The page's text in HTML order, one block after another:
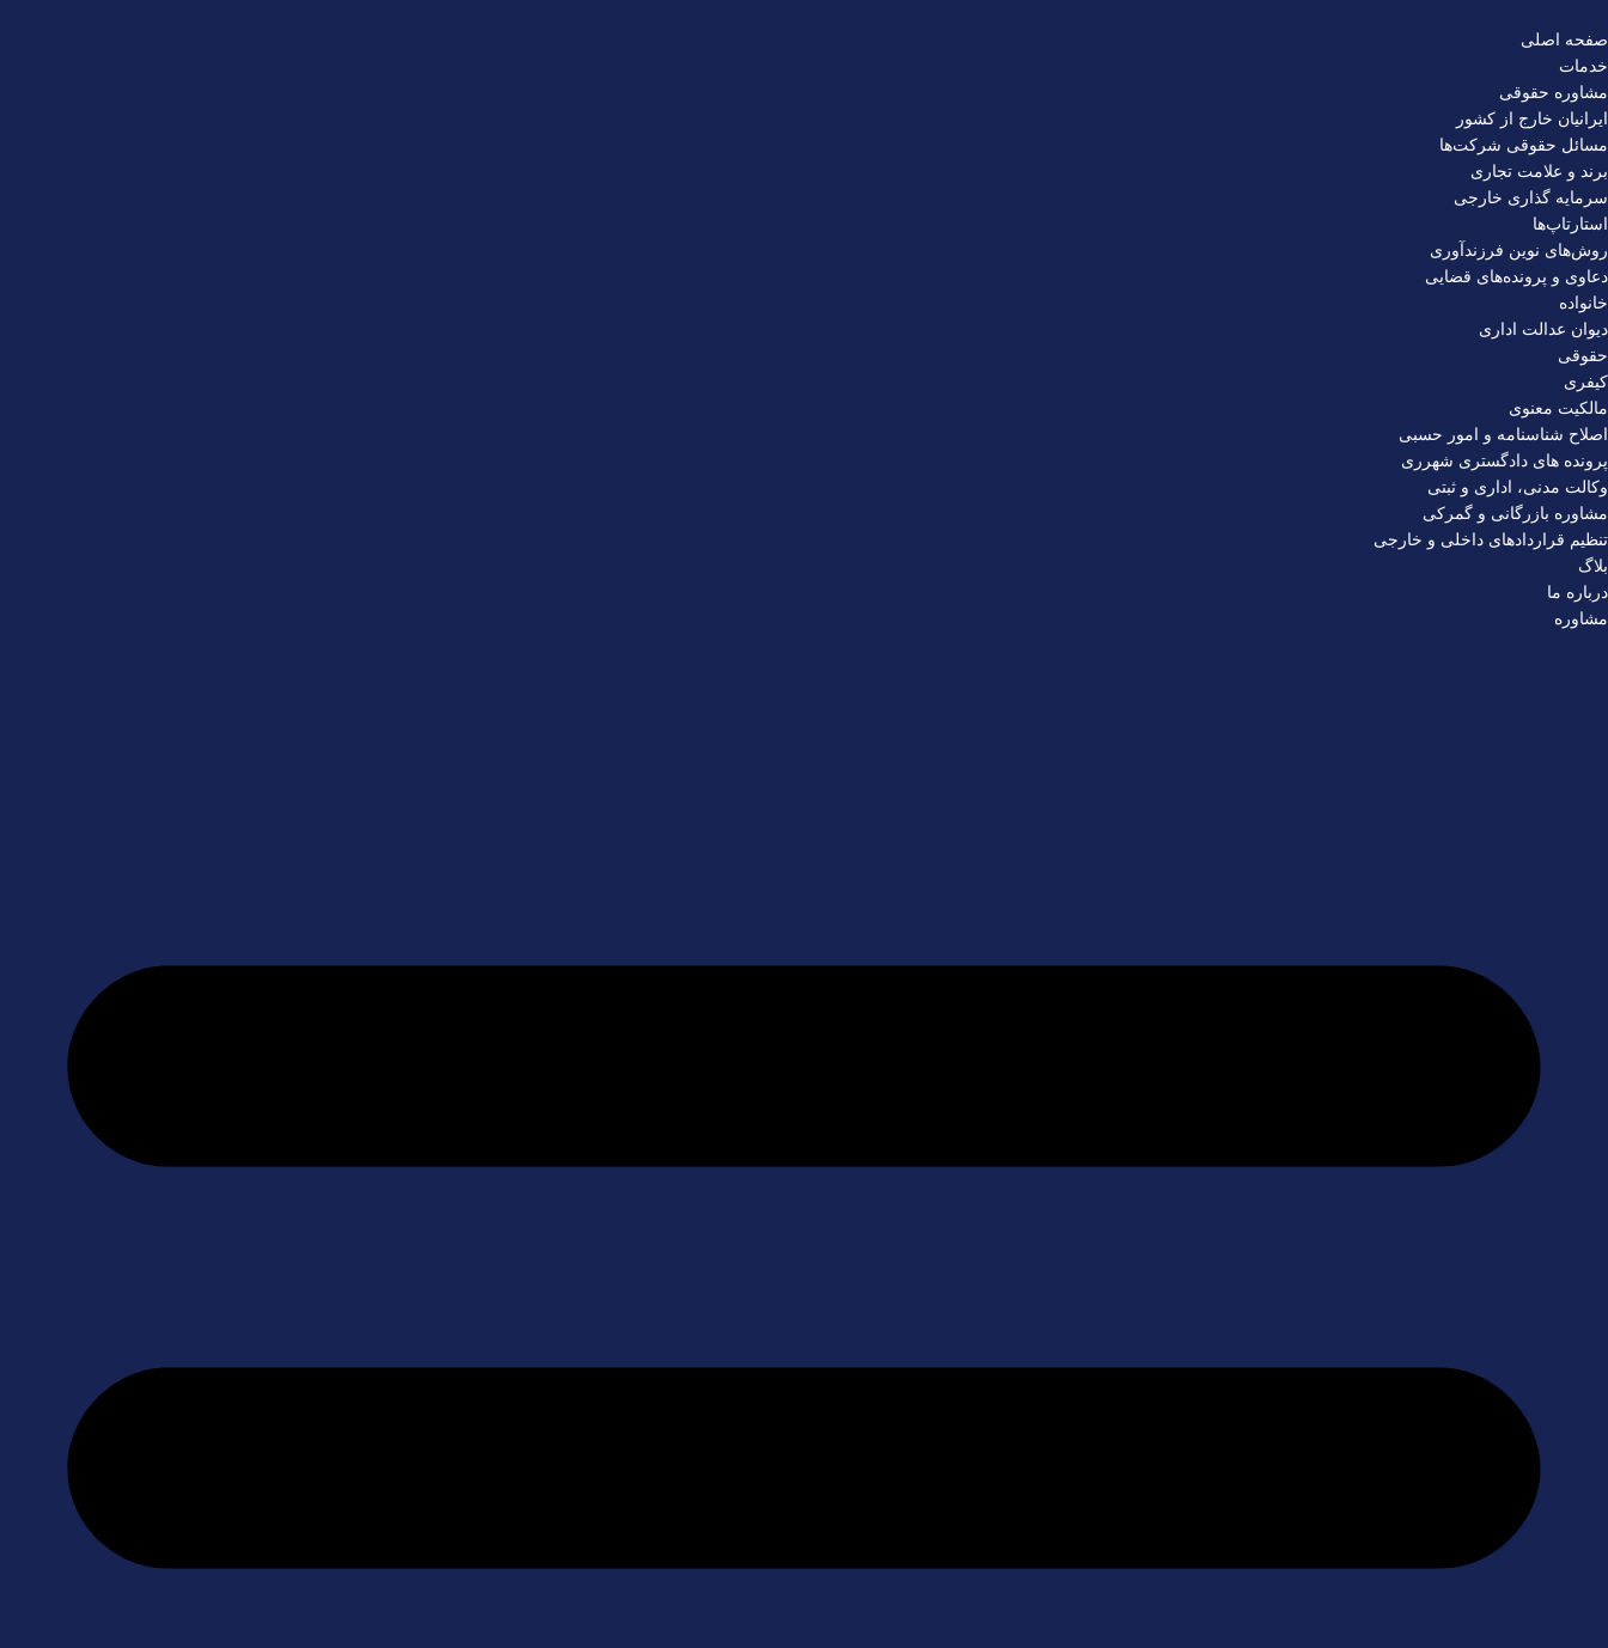
صفحه اصلی
خدمات
مشاوره حقوقی
ایرانیان خارج از کشور
مسائل حقوقی شرکت‌ها
برند و علامت تجاری
سرمایه‌ گذاری خارجی
استارتاپ‌ها
روش‌های نوین فرزندآوری
دعاوی و پرونده‌های قضایی
خانواده
دیوان عدالت اداری
حقوقی
کیفری
مالکیت معنوی
اصلاح شناسنامه و امور حسبی
پرونده های دادگستری شهرری
وکالت مدنی، اداری و ثبتی
مشاوره بازرگانی و گمرکی
تنظیم قراردادهای داخلی و خارجی
بلاگ
درباره ما
مشاوره